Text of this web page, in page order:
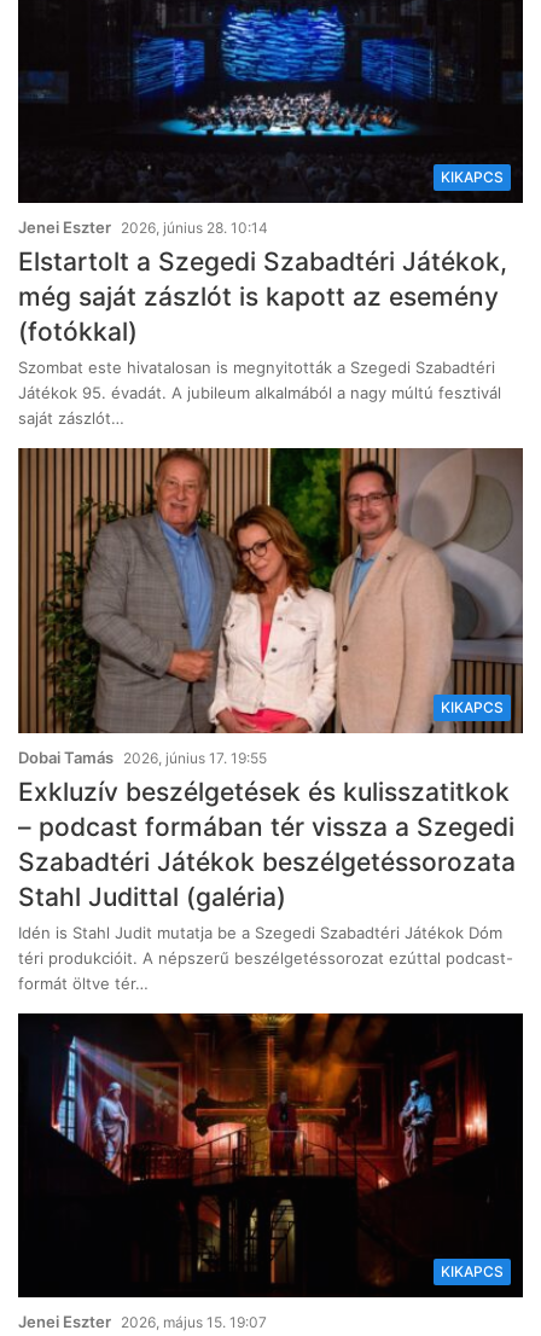
KIKAPCS
Jenei Eszter 2026, június 28. 10:14
Elstartolt a Szegedi Szabadtéri Játékok,
még saját zászlót is kapott az esemény
(fotókkal)
Szombat este hivatalosan is megnyitották a Szegedi Szabadtéri
Játékok 95. évadát. A jubileum alkalmából a nagy múltú fesztivál
saját zászlót…
KIKAPCS
Dobai Tamás 2026, június 17. 19:55
Exkluzív beszélgetések és kulisszatitkok
– podcast formában tér vissza a Szegedi
Szabadtéri Játékok beszélgetéssorozata
Stahl Judittal (galéria)
Idén is Stahl Judit mutatja be a Szegedi Szabadtéri Játékok Dóm
téri produkcióit. A népszerű beszélgetéssorozat ezúttal podcast-
formát öltve tér…
KIKAPCS
Jenei Eszter 2026, május 15. 19:07